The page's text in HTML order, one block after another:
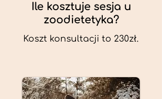
Ile kosztuje sesja u
zoodietetyka?
Koszt konsultacji to 230zł.